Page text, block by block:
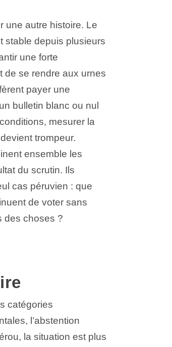
une autre histoire. Le
stable depuis plusieurs
une forte
de se rendre aux urnes
payer une
bulletin blanc ou nul
mesurer la
trompeur.
ensemble les
du scrutin. Ils
cas péruvien : que
de voter sans
des choses ?
catégories
l’abstention
la situation est plus